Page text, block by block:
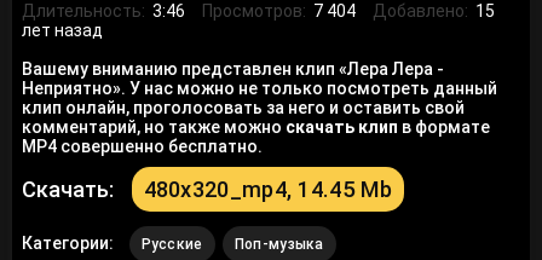
Длительность: 3:46 Просмотров: 7 404 Добавлено: 15
лет назад
Вашему вниманию представлен клип «Лера Лера -
Неприятно». У нас можно не только посмотреть данный
клип онлайн, проголосовать за него и оставить свой
комментарий, но также можно скачать клип в формате
MP4 совершенно бесплатно.
Скачать: 480x320_mp4, 14.45 Mb
Категории: Русские Поп-музыка